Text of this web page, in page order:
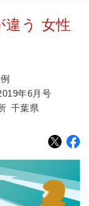
違う 女性
年6月号
千葉県